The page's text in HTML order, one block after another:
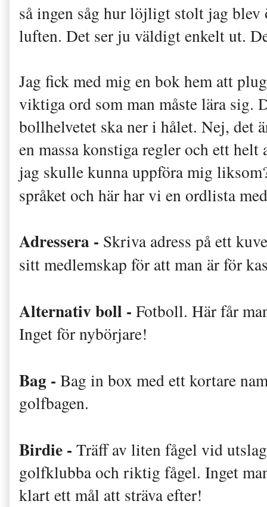
så ingen såg hur löjligt stolt jag
luften. Det ser ju väldigt enkelt ut.
Jag fick med mig en bok hem att
viktiga ord som man måste lära sig.
bollhelvetet ska ner i hålet. Nej, det
en massa konstiga regler och ett
jag skulle kunna uppföra mig
språket och här har vi en ordlista
Adressera - Skriva adress på ett
sitt medlemskap för att man är för
Alternativ boll - Fotboll. Här får
Inget för nybörjare!
Bag - Bag in box med ett kortare
golfbagen.
Birdie - Träff av liten fågel vid
golfklubba och riktig fågel. Inget
klart ett mål att sträva efter!